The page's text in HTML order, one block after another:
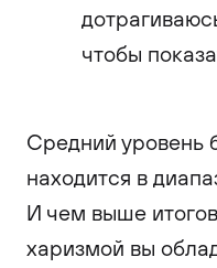
чтобы
Средний уровень
находится в
И чем выше
харизмой вы